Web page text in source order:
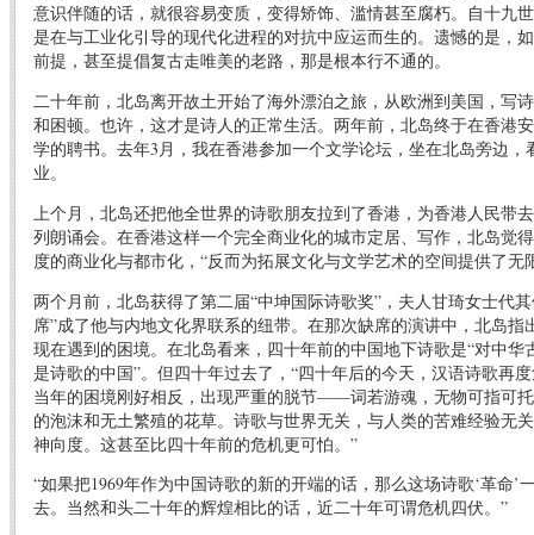
意识伴随的话，就很容易变质，变得矫饰、滥情甚至腐朽。自十九
是在与工业化引导的现代化进程的对抗中应运而生的。遗憾的是，
前提，甚至提倡复古走唯美的老路，那是根本行不通的。
二十年前，北岛离开故土开始了海外漂泊之旅，从欧洲到美国，写
和困顿。也许，这才是诗人的正常生活。两年前，北岛终于在香港
学的聘书。去年3月，我在香港参加一个文学论坛，坐在北岛旁边
业。
上个月，北岛还把他全世界的诗歌朋友拉到了香港，为香港人民带
列朗诵会。在香港这样一个完全商业化的城市定居、写作，北岛觉
度的商业化与都市化，“反而为拓展文化与文学艺术的空间提供了无
两个月前，北岛获得了第二届“中坤国际诗歌奖”，夫人甘琦女士代
席”成了他与内地文化界联系的纽带。在那次缺席的演讲中，北岛
现在遇到的困境。在北岛看来，四十年前的中国地下诗歌是“对中华
是诗歌的中国”。但四十年过去了，“四十年后的今天，汉语诗歌
当年的困境刚好相反，出现严重的脱节——词若游魂，无物可指可
的泡沫和无土繁殖的花草。诗歌与世界无关，与人类的苦难经验无
神向度。这甚至比四十年前的危机更可怕。”
“如果把1969年作为中国诗歌的新的开端的话，那么这场诗歌‘革命’
去。当然和头二十年的辉煌相比的话，近二十年可谓危机四伏。”